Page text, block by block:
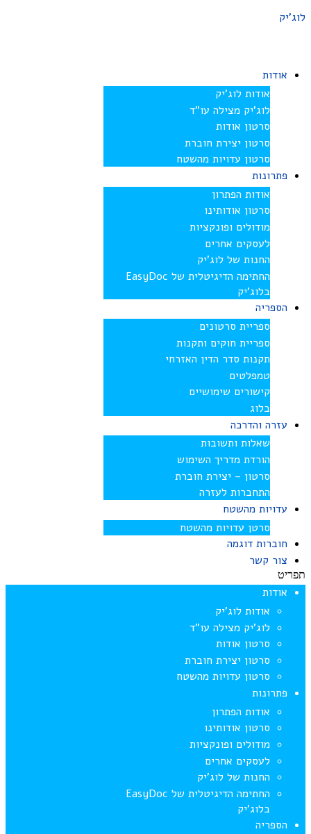
לוג'יק
אודות
אודות לוג’יק
לוג’יק מצילה עו”ד
סרטון אודות
סרטון יצירת חוברת
סרטון עדויות מהשטח
פתרונות
אודות הפתרון
סרטון אודותינו
מודולים ופונקציות
לעסקים אחרים
החנות של לוג’יק
החתימה הדיגיטלית של EasyDoc
בלוג’יק
הספריה
ספריית סרטונים
ספריית חוקים ותקנות
תקנות סדר הדין האזרחי
טמפלטים
קישורים שימושיים
בלוג
עזרה והדרכה
שאלות ותשובות
הורדת מדריך השימוש
סרטון – יצירת חוברת
התחברות לעזרה
עדויות מהשטח
סרטן עדויות מהשטח
חוברות דוגמה
צור קשר
תפריט
אודות
אודות לוג’יק
לוג’יק מצילה עו”ד
סרטון אודות
סרטון יצירת חוברת
סרטון עדויות מהשטח
פתרונות
אודות הפתרון
סרטון אודותינו
מודולים ופונקציות
לעסקים אחרים
החנות של לוג’יק
החתימה הדיגיטלית של EasyDoc
בלוג’יק
הספריה